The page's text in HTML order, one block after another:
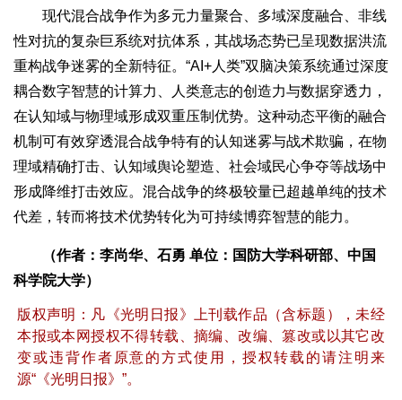
现代混合战争作为多元力量聚合、多域深度融合、非线
性对抗的复杂巨系统对抗体系，其战场态势已呈现数据洪流
重构战争迷雾的全新特征。“AI+人类”双脑决策系统通过深度
耦合数字智慧的计算力、人类意志的创造力与数据穿透力，
在认知域与物理域形成双重压制优势。这种动态平衡的融合
机制可有效穿透混合战争特有的认知迷雾与战术欺骗，在物
理域精确打击、认知域舆论塑造、社会域民心争夺等战场中
形成降维打击效应。混合战争的终极较量已超越单纯的技术
代差，转而将技术优势转化为可持续博弈智慧的能力。
（作者：李尚华、石勇 单位：国防大学科研部、中国
科学院大学）
版权声明：凡《光明日报》上刊载作品（含标题），未经
本报或本网授权不得转载、摘编、改编、篡改或以其它改
变或违背作者原意的方式使用，授权转载的请注明来
源“《光明日报》”。